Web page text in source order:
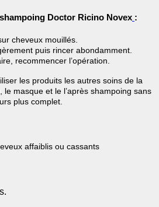
Doctor Ricino Novex :
cheveux mouillés.
puis rincer abondamment.
recommencer l’opération.
les produits les autres soins de la
le masque et le l’après shampoing sans
plus complet.
affaiblis ou cassants